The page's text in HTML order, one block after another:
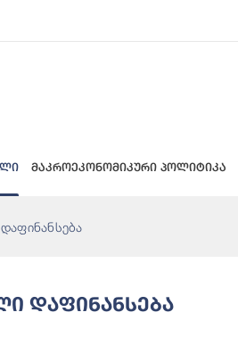
მაკროეკონომიკური პოლიტიკა
Დაფინანსება